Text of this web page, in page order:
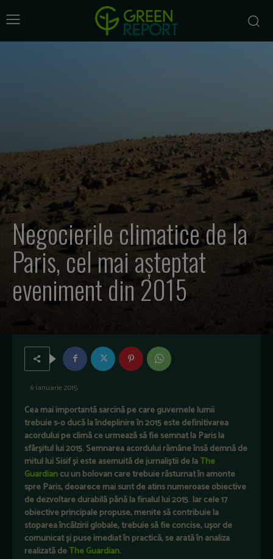
Negocierile climatice de la
Paris, cel mai așteptat
eveniment din 2015
6 ianuarie 2015
Cea mai importantă sarcină pe care guvernele lumii
trebuie s-o ducă la îndeplinire în 2015 este definitivarea
acordului pe climă ce urmează să fie semnat la Paris la
sfârșitul lui 2015. Semnarea acordului rămâne însă demnă de
mitul lui Sisif și este asemuită de jurnaliștii de laThe
Guardiancu un bolovan care trebuie răsturnat în amonte
spre Paris, deoarece mai sunt de atins numeroase obiective
de dezvoltare durabilă până la finalul lui 2015. Iar cele 17
obiective principale propuse, menite să contribuie la
stoparea încălzirii globale, trebuie să fie concise, ușor de
comunicat și puse imediat în practică, se arată în analiza
realizatădeThe Guardian.